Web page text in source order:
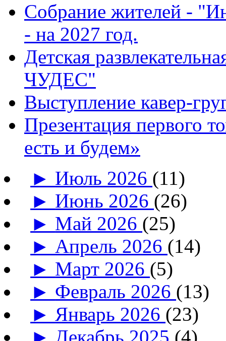
Собрание жителей -
- на 2027 год.
Детская
ЧУДЕС"
Выступление кавер-
Презентация первого
есть и будем»
► Июль 2026 (11)
► Июнь 2026 (26)
► Май 2026 (25)
► Апрель 2026 (14)
► Март 2026 (5)
► Февраль 2026 (13)
► Январь 2026 (23)